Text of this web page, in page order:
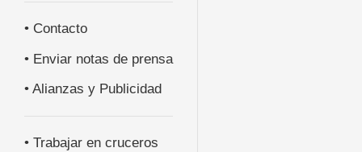
• Contacto
• Enviar notas de prensa
• Alianzas y Publicidad
• Trabajar en cruceros